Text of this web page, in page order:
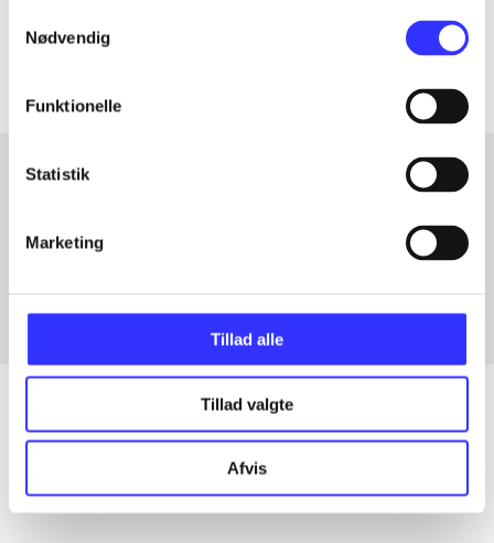
Nødvendig
Funktionelle
Statistik
Marketing
Tillad alle
Tillad valgte
Afvis
Artiklerne i
Fra
Alle registrerede artikler fordelt på udgivelser